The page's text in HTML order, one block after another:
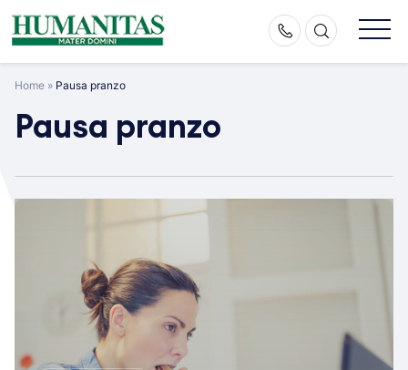
Skip
to
Home » Pausa pranzo
Pausa pranzo